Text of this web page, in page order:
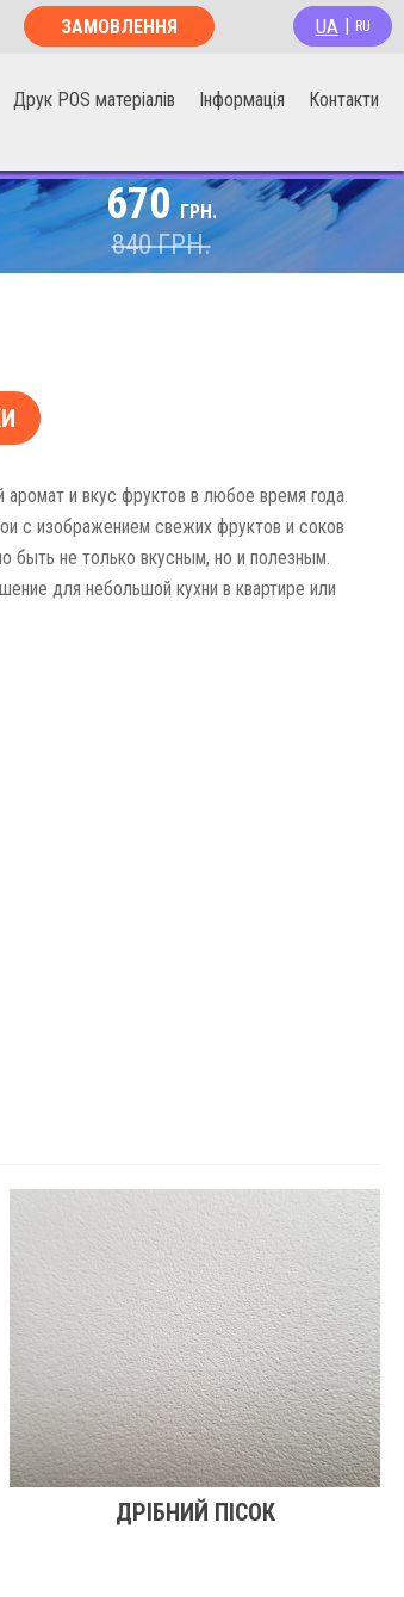
ЗАМОВЛЕННЯ
UA RU
Друк POS матеріалів Інформація Контакти
670ГРН.
840ГРН.
и вкус фруктов в любое время года.
с изображением свежих фруктов и соков
быть не только вкусным, но и полезным.
для небольшой кухни в квартире или
ДРІБНИЙ ПІСОК